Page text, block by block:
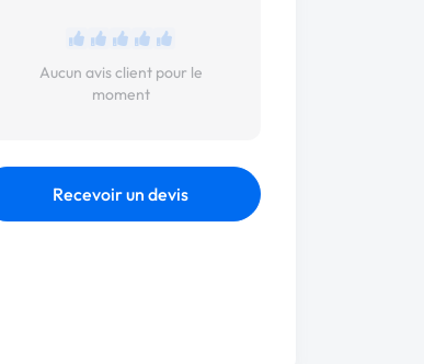
Aucun avis client pour le
moment
Recevoir un devis